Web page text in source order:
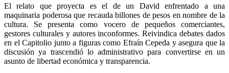
El relato que proyecta es el de un David enfrentado a una
maquinaria poderosa que recauda billones de pesos en nombre de la
cultura. Se presenta como vocero de pequeños comerciantes,
gestores culturales y autores inconformes. Reivindica debates dados
en el Capitolio junto a figuras como Efraín Cepeda y asegura que la
discusión ya trascendió lo administrativo para convertirse en un
asunto de libertad económica y transparencia.